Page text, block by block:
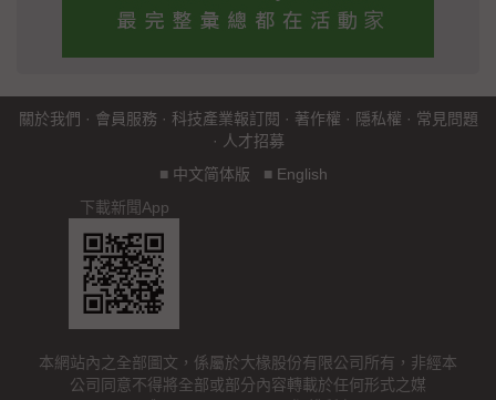
關於我們 · 會員服務 · 科技產業報訂閱 · 著作權 · 隱私權 · 常見問題
· 人才招募
■ 中文简体版 ■ English
下載新聞App
本網站內之全部圖文，係屬於大椽股份有限公司所有，非經本
公司同意不得將全部或部分內容轉載於任何形式之媒